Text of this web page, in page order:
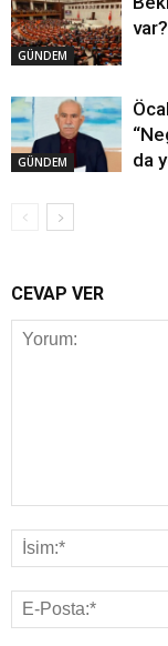
GÜNDEM
GÜNDEM
da
CEVAP VER